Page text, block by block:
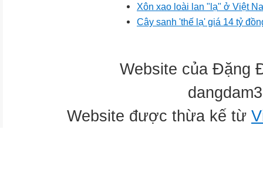
Xôn xao loài lan "lạ" ở Việt
Cây sanh 'thế lạ' giá 14 tỷ
Website của Đặng
Website được thừa kế từ